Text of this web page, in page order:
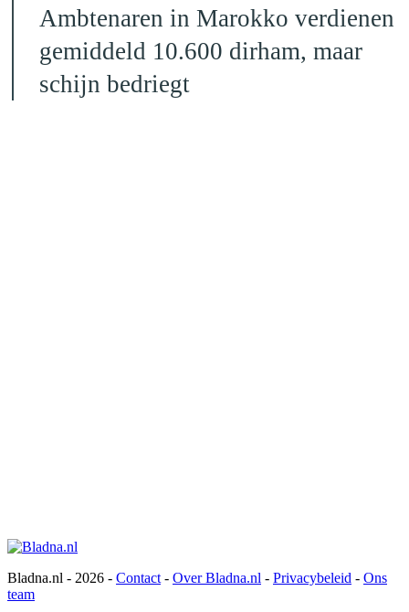
Ambtenaren in Marokko verdienen
gemiddeld 10.600 dirham, maar
schijn bedriegt
Bladna.nl - 2026 - Contact - Over Bladna.nl - Privacybeleid - Ons
team